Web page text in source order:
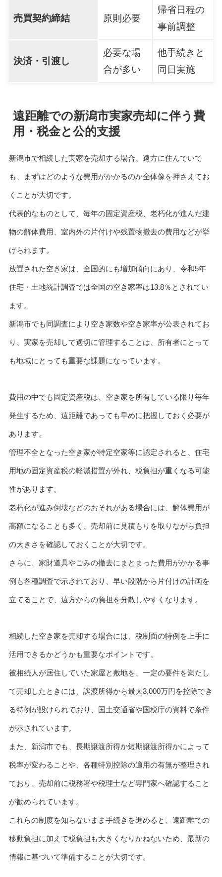
売買契約締結 原則必要
帰省日程の
事前調整
決済・引渡し
必要な場
合が多い
他手続きと
同日実施
遠距離での新潟市実家売却に伴う費
用・税金と公的支援
新潟市で相続した実家を売却する場合、遠方に住んでいて
も、まずはどのような費用がかかるのか全体像を押さえてお
くことが大切です。
代表的なものとして、毎年の固定資産税、老朽化が進んだ建
物の解体費用、室内外の片付けや残置物撤去の費用などが挙
げられます。
放置された空き家は、全国的にも増加傾向にあり、令和5年
住宅・土地統計調査では全国の空き家率は13.8％とされてい
ます。
新潟市でも同調査により空き家数や空き家率が公表されてお
り、実家を売却して適切に管理することは、所有者にとって
も地域にとっても重要な課題になっています。
費用の中でも固定資産税は、空き家を所有している限り毎年
発生するため、遠距離であっても早めに把握しておく必要が
あります。
管理不全となった空き家が特定空家等に認定されると、住宅
用地の固定資産税の軽減措置が外れ、税負担が重くなる可能
性があります。
老朽化が進み倒壊などのおそれがある場合には、解体費用が
高額になることも多く、売却前に見積もりを取りながら負担
の大きさを確認しておくことが大切です。
さらに、家財道具やごみの撤去にまとまった費用がかかる事
例も各種調査で示されており、早い段階から片付けの計画を
立てることで、遠方からの負担を分散しやすくなります。
相続した空き家を売却する場合には、税制面の特例を上手に
活用できるかどうかも重要なポイントです。
被相続人が居住していた家屋と敷地を、一定の要件を満たし
て売却したときには、譲渡所得から最大3,000万円を控除でき
る特例が設けられており、国土交通省や国税庁の資料で条件
が示されています。
また、新潟市でも、長期譲渡所得か短期譲渡所得かによって
税率が変わることや、各種特別控除の適用の有無が整理され
ており、売却前に税務署や税理士など専門家へ確認すること
が勧められています。
これらの制度を知らないまま手続きを進めると、遠距離での
移動負担に加えて税負担も大きくなりかねないため、最新の
情報に基づいて準備することが大切です。